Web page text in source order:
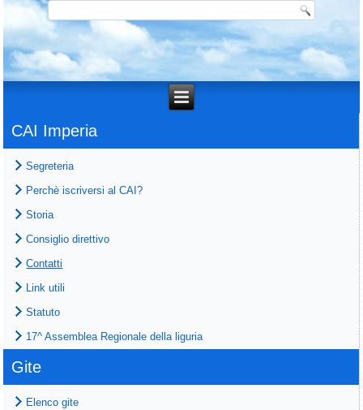
CAI Imperia
Segreteria
Perchè iscriversi al CAI?
Storia
Consiglio direttivo
Contatti
Link utili
Statuto
17^ Assemblea Regionale della liguria
Gite
Elenco gite